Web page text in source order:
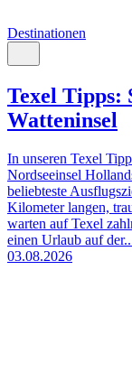
Destinationen
Texel Tipps:
Watteninsel
In unseren Texel
Nordseeinsel
beliebteste
Kilometer langen,
warten auf Texel
einen Urlaub auf
03.08.2026